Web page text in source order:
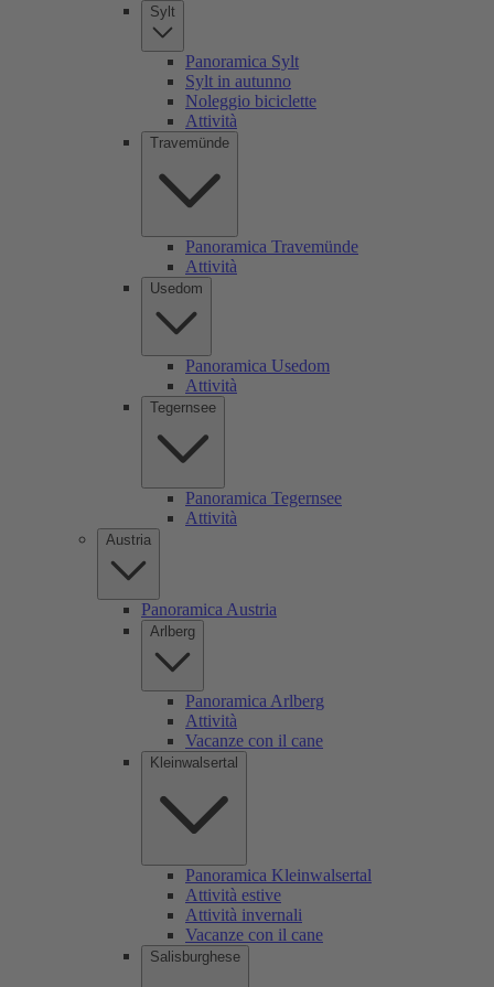
Sylt
Panoramica Sylt
Sylt in autunno
Noleggio biciclette
Attività
Travemünde
Panoramica Travemünde
Attività
Usedom
Panoramica Usedom
Attività
Tegernsee
Panoramica Tegernsee
Attività
Austria
Panoramica Austria
Arlberg
Panoramica Arlberg
Attività
Vacanze con il cane
Kleinwalsertal
Panoramica Kleinwalsertal
Attività estive
Attività invernali
Vacanze con il cane
Salisburghese